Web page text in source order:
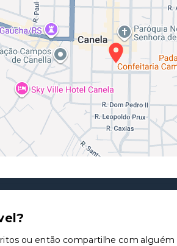
ou então compartilhe com alguém